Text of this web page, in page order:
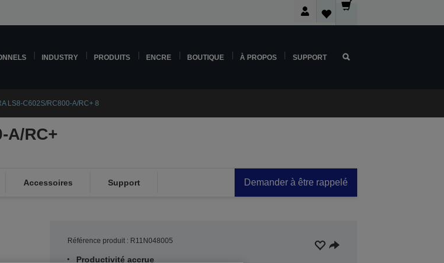
INDUSTRY PRODUITS ENCRE BOUTIQUE À PROPOS SUPPORT
LS8-C602S/RC800-A/RC+ 8
A/RC+
Accessoires Support Demander à être rappelé
Référence produit : R11N048005
Productivité accrue